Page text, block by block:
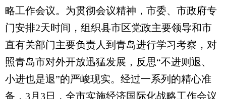
略工作会议。为贯彻会议精神，市委、市政府专
门安排2天时间，组织县市区党政主要领导和市
直有关部门主要负责人到青岛进行学习考察，对
照青岛市对外开放迅猛发展，反思“不进则退、
小进也是退”的严峻现实。经过一系列的精心准
备，3月3日，全市实施经济国际化战略工作会议